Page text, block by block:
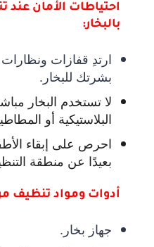
احتياطات الأمان
بالبخار:
ارتدِ قفازات
بشرتك للبخار.
لا تستخدم البخار
البلاستيكية أو
احرص على إبقاء
بعيدًا عن منطقة
أدوات ومواد تنظيف
جهاز بخار.